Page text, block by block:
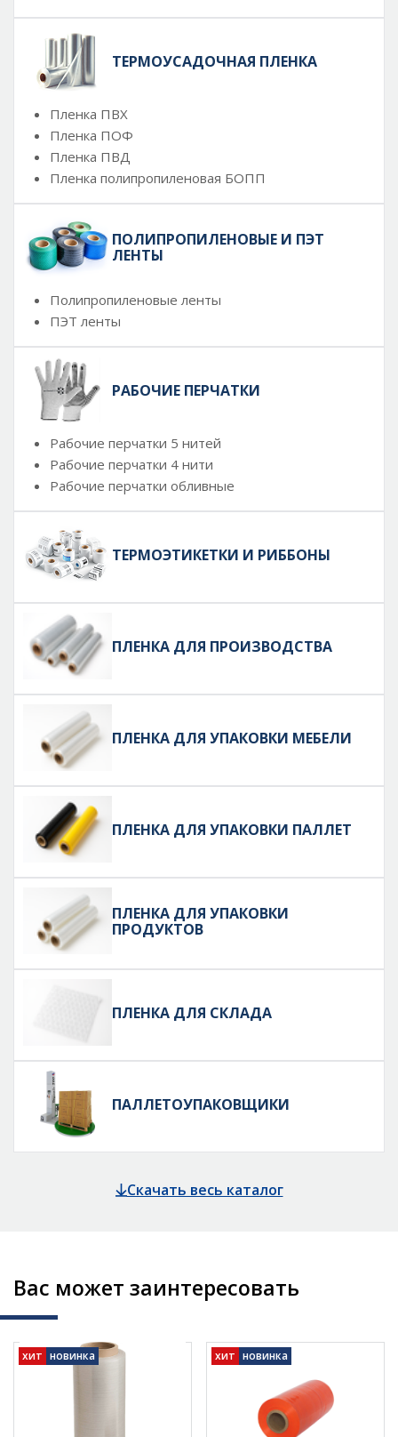
ТЕРМОУСАДОЧНАЯ ПЛЕНКА
Пленка ПВХ
Пленка ПОФ
Пленка ПВД
Пленка полипропиленовая БОПП
ПОЛИПРОПИЛЕНОВЫЕ И ПЭТ
ЛЕНТЫ
Полипропиленовые ленты
ПЭТ ленты
РАБОЧИЕ ПЕРЧАТКИ
Рабочие перчатки 5 нитей
Рабочие перчатки 4 нити
Рабочие перчатки обливные
ТЕРМОЭТИКЕТКИ И РИББОНЫ
ПЛЕНКА ДЛЯ ПРОИЗВОДСТВА
ПЛЕНКА ДЛЯ УПАКОВКИ МЕБЕЛИ
ПЛЕНКА ДЛЯ УПАКОВКИ ПАЛЛЕТ
ПЛЕНКА ДЛЯ УПАКОВКИ
ПРОДУКТОВ
ПЛЕНКА ДЛЯ СКЛАДА
ПАЛЛЕТОУПАКОВЩИКИ
Скачать весь каталог
Вас может заинтересовать
хит новинка хит новинка